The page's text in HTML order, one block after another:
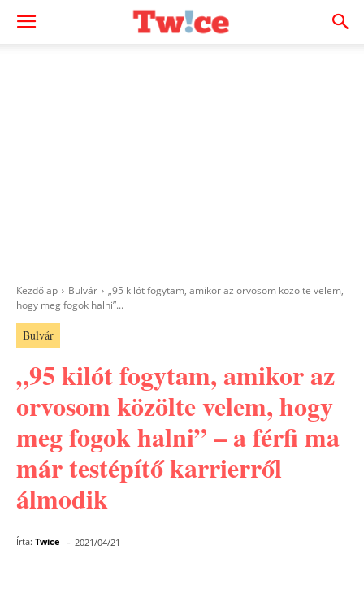
Kezdőlap Bulvár
„95 kilót fogytam, amikor az orvosom közölte velem,
hogy meg fogok halni”...
Bulvár
„95 kilót fogytam, amikor az
orvosom közölte velem, hogy
meg fogok halni” – a férfi ma
már testépítő karrierről
álmodik
Írta: Twice - 2021/04/21